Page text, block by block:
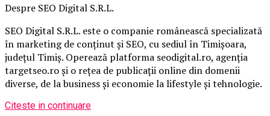
Despre SEO Digital S.R.L.
SEO Digital S.R.L. este o companie românească specializată
în marketing de conținut și SEO, cu sediul în Timișoara,
județul Timiș. Operează platforma seodigital.ro, agenția
targetseo.ro și o rețea de publicații online din domenii
diverse, de la business și economie la lifestyle și tehnologie.
Citeste in continuare